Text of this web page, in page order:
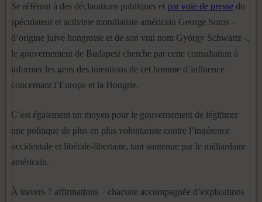
Se référant à des déclarations publiques et par voie de presse du
spéculateur et activiste mondialiste américain George Soros –
d’origine juive hongroise et de son vrai nom György Schwartz -,
le gouvernement de Budapest cherche par cette consultation à
informer les gens des intentions de cet homme d’influence
concernant l’Europe et la Hongrie.
C’est également un moyen pour le gouvernement de légitimer
une politique de plus en plus volontariste contre l’ingérence
occidentale et libérale-libertaire, tant soutenue par le milliardaire
américain.
À travers 7 affirmations – chacune accompagnée d’explications